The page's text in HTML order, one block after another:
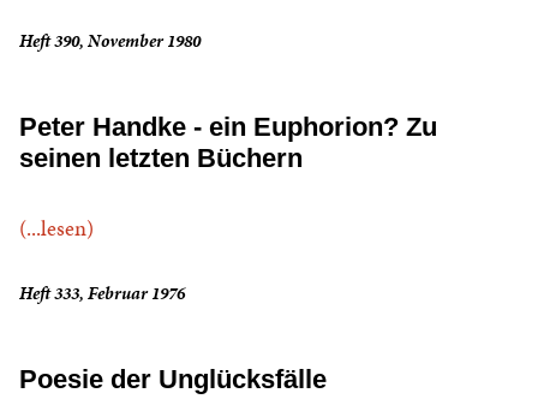
Heft 390, November 1980
Peter Handke - ein Euphorion? Zu
seinen letzten Büchern
(...lesen)
Heft 333, Februar 1976
Poesie der Unglücksfälle